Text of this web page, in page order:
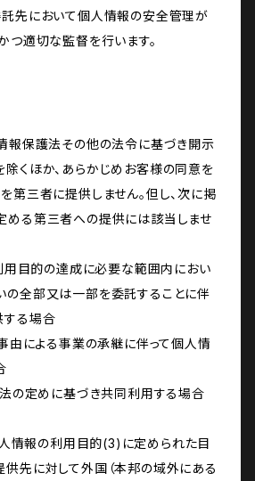
託先において個人情報の安全管理が
つ適切な監督を行います。
報保護法その他の法令に基づき開示
くほか、あらかじめお客様の同意を
第三者に提供しません。但し、次に掲
める第三者への提供には該当しませ
利用目的の達成に必要な範囲内におい
の全部又は一部を委託することに伴
する場合
事由による事業の承継に伴って個人情
法の定めに基づき共同利用する場合
人情報の利用目的(3)に定められた目
先に対して外国（本邦の域外にある